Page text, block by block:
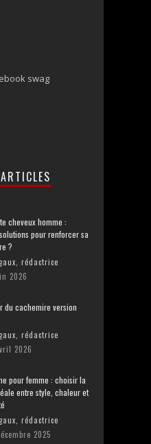
swag
cheveux homme :
pour renforcer sa
?
rédactrice
2026
du cachemire version
rédactrice
2026
pour femme : choisir la
entre style, chaleur et
rédactrice
2025